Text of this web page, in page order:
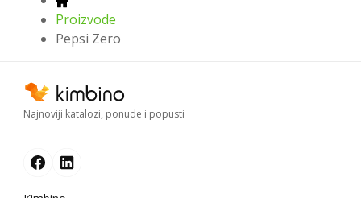
Proizvode
Pepsi Zero
Najnoviji katalozi, ponude i popusti